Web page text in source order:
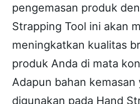
pengemasan produk
Strapping Tool ini akan
meningkatkan kualitas
produk Anda di mata
Adapun bahan kemasan
digunakan pada Hand